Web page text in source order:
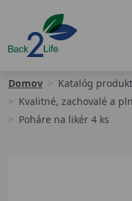
Domov
Katalóg
Kvalitné, zachovalé a
Poháre na likér 4 ks